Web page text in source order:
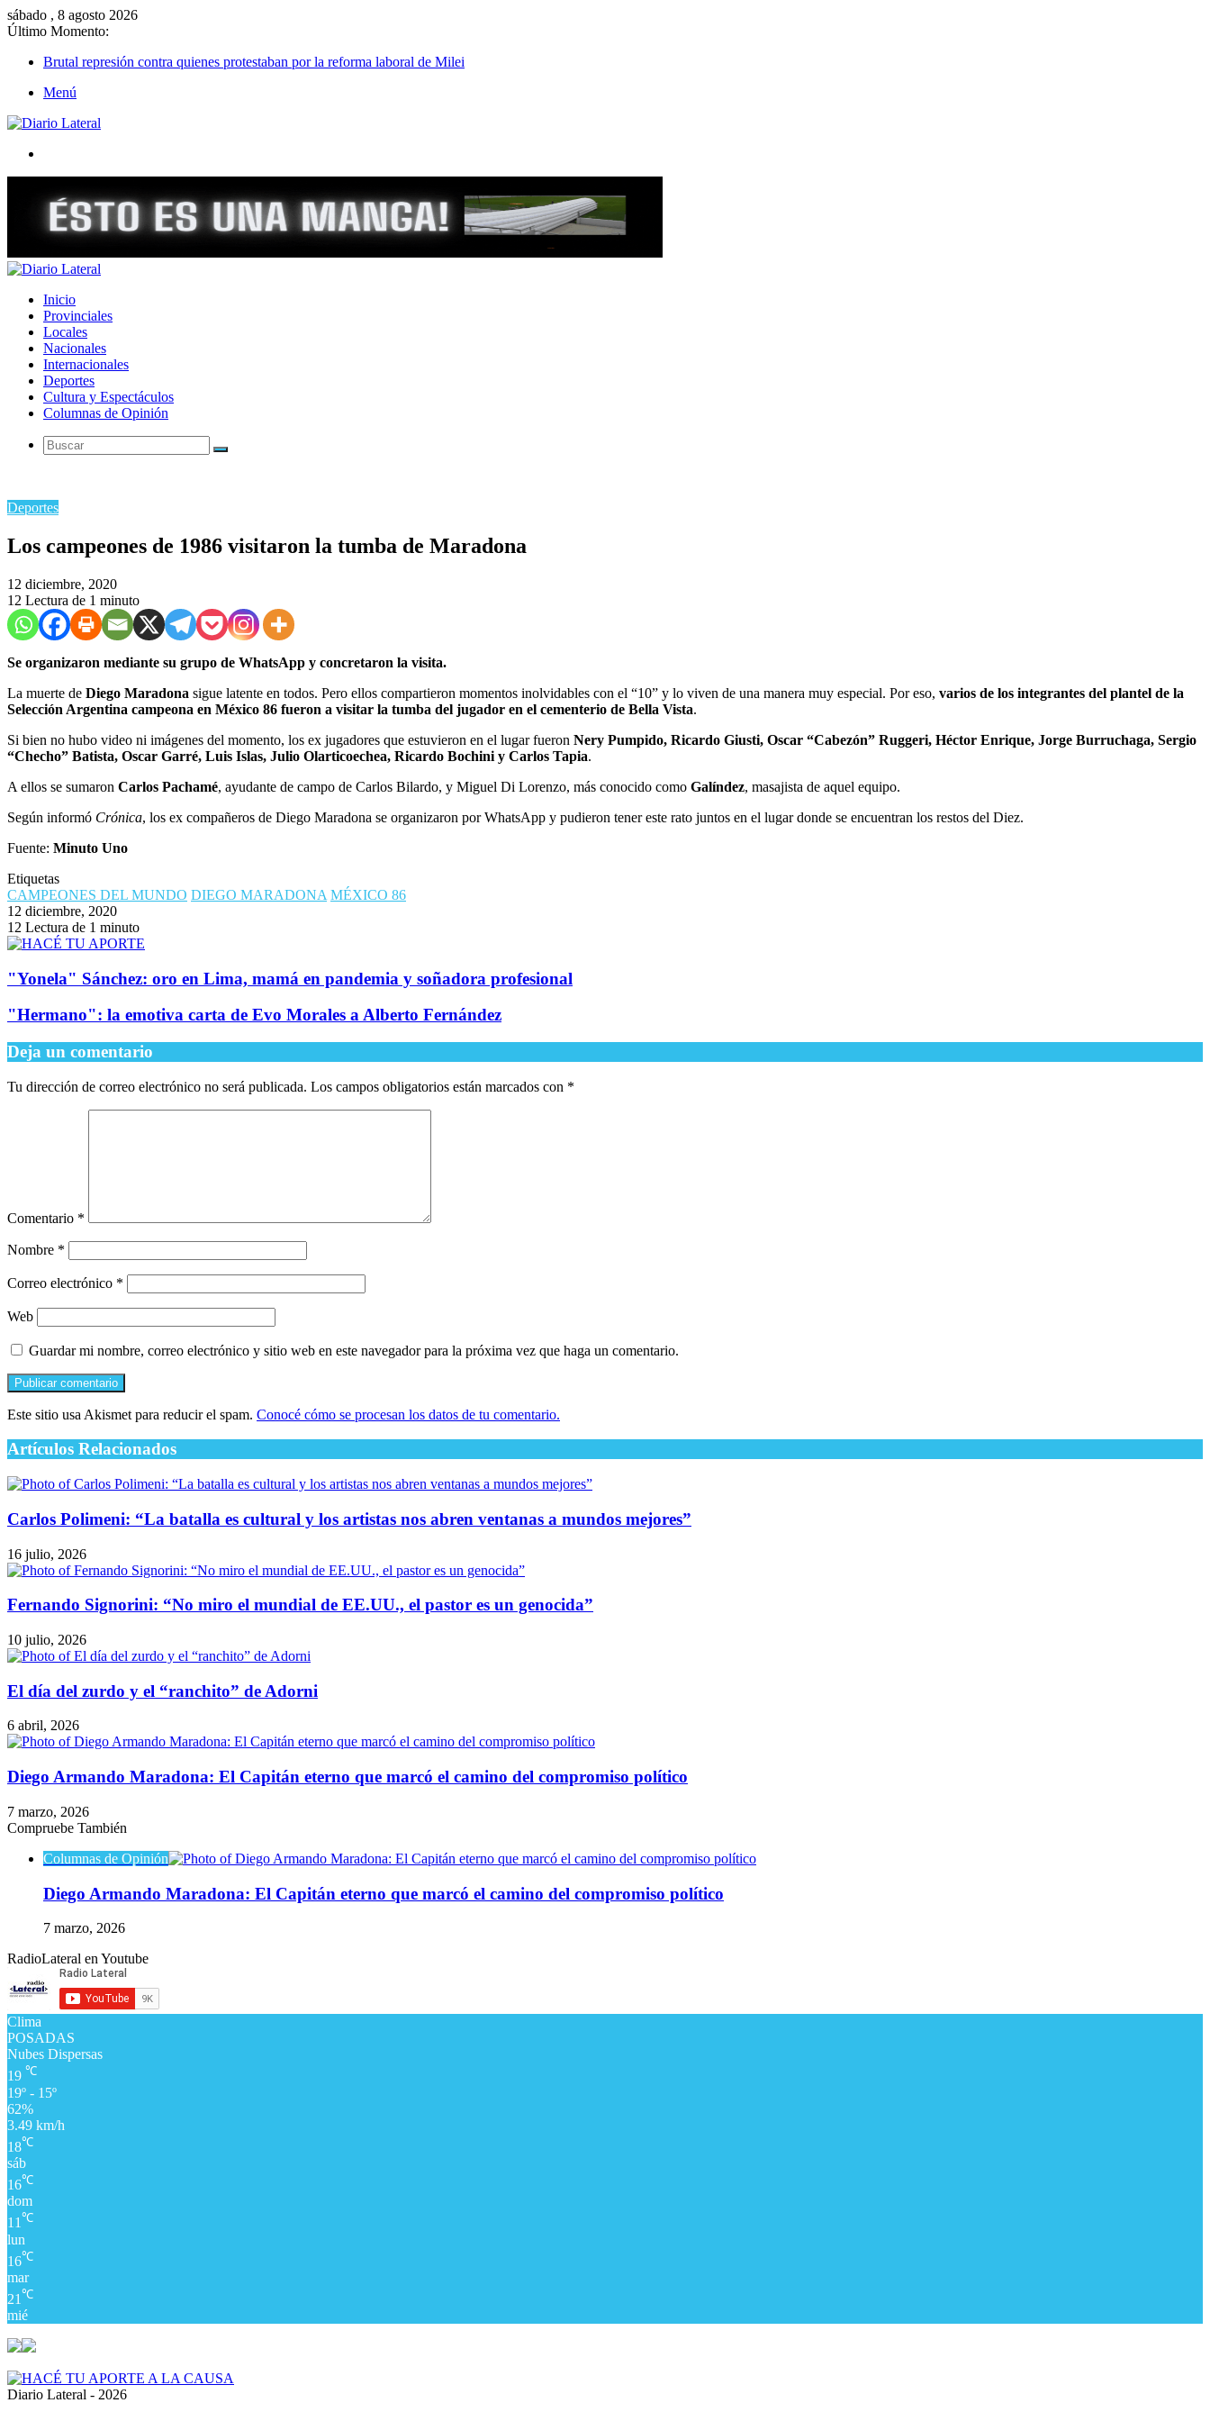
sábado , 8 agosto 2026
Último Momento:
Brutal represión contra quienes protestaban por la reforma laboral de Milei
Menú
Inicio
Provinciales
Locales
Nacionales
Internacionales
Deportes
Cultura y Espectáculos
Columnas de Opinión
Buscar
Deportes
Los campeones de 1986 visitaron la tumba de Maradona
12 diciembre, 2020
12 Lectura de 1 minuto
Se organizaron mediante su grupo de WhatsApp y concretaron la visita.
La muerte de Diego Maradona sigue latente en todos. Pero ellos compartieron momentos inolvidables con el “10” y lo viven de una manera muy especial. Por eso, varios de los integrantes del plantel de la
Selección Argentina campeona en México 86 fueron a visitar la tumba del jugador en el cementerio de Bella Vista.
Si bien no hubo video ni imágenes del momento, los ex jugadores que estuvieron en el lugar fueron Nery Pumpido, Ricardo Giusti, Oscar “Cabezón” Ruggeri, Héctor Enrique, Jorge Burruchaga, Sergio
“Checho” Batista, Oscar Garré, Luis Islas, Julio Olarticoechea, Ricardo Bochini y Carlos Tapia.
A ellos se sumaron Carlos Pachamé, ayudante de campo de Carlos Bilardo, y Miguel Di Lorenzo, más conocido como Galíndez, masajista de aquel equipo.
Según informó Crónica, los ex compañeros de Diego Maradona se organizaron por WhatsApp y pudieron tener este rato juntos en el lugar donde se encuentran los restos del Diez.
Fuente: Minuto Uno
Etiquetas
CAMPEONES DEL MUNDO DIEGO MARADONA MÉXICO 86
12 diciembre, 2020
12 Lectura de 1 minuto
"Yonela" Sánchez: oro en Lima, mamá en pandemia y soñadora profesional
"Hermano": la emotiva carta de Evo Morales a Alberto Fernández
Deja un comentario
Tu dirección de correo electrónico no será publicada. Los campos obligatorios están marcados con *
Comentario *
Nombre *
Correo electrónico *
Web
Guardar mi nombre, correo electrónico y sitio web en este navegador para la próxima vez que haga un comentario.
Este sitio usa Akismet para reducir el spam. Conocé cómo se procesan los datos de tu comentario.
Artículos Relacionados
Carlos Polimeni: “La batalla es cultural y los artistas nos abren ventanas a mundos mejores”
16 julio, 2026
Fernando Signorini: “No miro el mundial de EE.UU., el pastor es un genocida”
10 julio, 2026
El día del zurdo y el “ranchito” de Adorni
6 abril, 2026
Diego Armando Maradona: El Capitán eterno que marcó el camino del compromiso político
7 marzo, 2026
Compruebe También
Columnas de Opinión
Diego Armando Maradona: El Capitán eterno que marcó el camino del compromiso político
7 marzo, 2026
RadioLateral en Youtube
Clima
POSADAS
Nubes Dispersas
19 ℃
19º - 15º
62%
3.49 km/h
18℃
sáb
16℃
dom
11℃
lun
16℃
mar
21 ℃
mié
Diario Lateral - 2026